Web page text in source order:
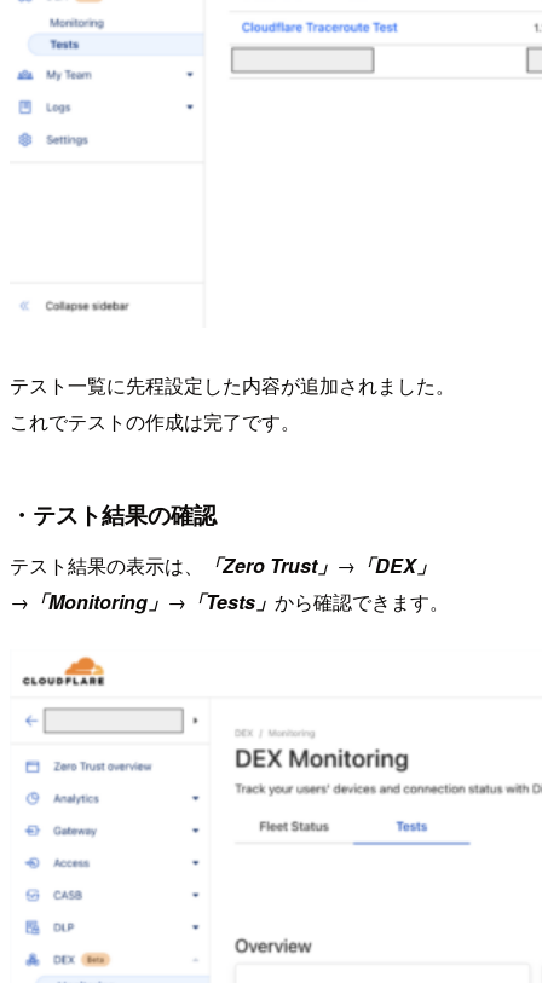
テスト一覧に先程設定した内容が追加されました。
これでテストの作成は完了です。
・テスト結果の確認
テスト結果の表示は、 「Zero Trust」 → 「DEX」
→ 「Monitoring」 → 「Tests」 から確認できます。